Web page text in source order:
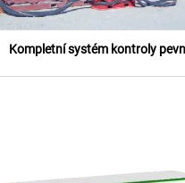
Kompletní systém kontroly